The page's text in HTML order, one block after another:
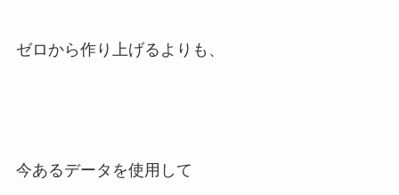
ゼロから作り上げるよりも、
今あるデータを使用して